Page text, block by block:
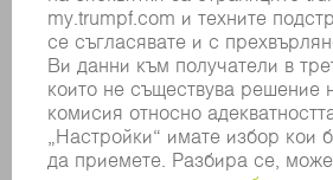
СИСТЕМА ЗА ПОДАВАНЕ НА СИГНАЛИ
SECURITY
ПРЕССЪОБЩЕНИЯ
СПИСАНИЯ
УСТОЙЧИВОСТ
КЛИМАТ И ОКОЛНА СРЕДА
СОЦИАЛНИ ВЪПРОСИ И ОБЩЕСТВО